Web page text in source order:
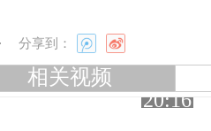
分享到：
相关视频
20:16